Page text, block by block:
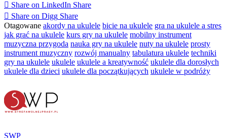
Share on LinkedIn Share
Share on Digg Share
Otagowane akordy na ukulele bicie na ukulele gra na ukulele a stres
jak grać na ukulele kurs gry na ukulele mobilny instrument
muzyczna przygoda nauka gry na ukulele nuty na ukulele prosty
instrument muzyczny rozwój manualny tabulatura ukulele techniki
gry na ukulele ukulele ukulele a kreatywność ukulele dla dorosłych
ukulele dla dzieci ukulele dla początkujących ukulele w podróży
SWP